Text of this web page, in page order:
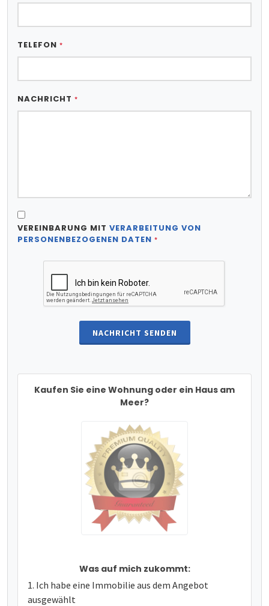
TELEFON *
NACHRICHT *
VEREINBARUNG MIT VERARBEITUNG VON
PERSONENBEZOGENEN DATEN *
NACHRICHT SENDEN
Kaufen Sie eine Wohnung oder ein Haus am
Meer?
Was auf mich zukommt:
Ich habe eine Immobilie aus dem Angebot
ausgewählt